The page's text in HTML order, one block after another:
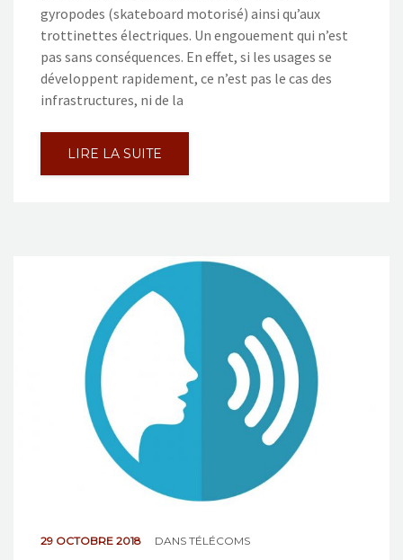
gyropodes (skateboard motorisé) ainsi qu’aux
trottinettes électriques. Un engouement qui n’est
pas sans conséquences. En effet, si les usages se
développent rapidement, ce n’est pas le cas des
infrastructures, ni de la
LIRE LA SUITE
29 OCTOBRE 2018 DANS TÉLÉCOMS